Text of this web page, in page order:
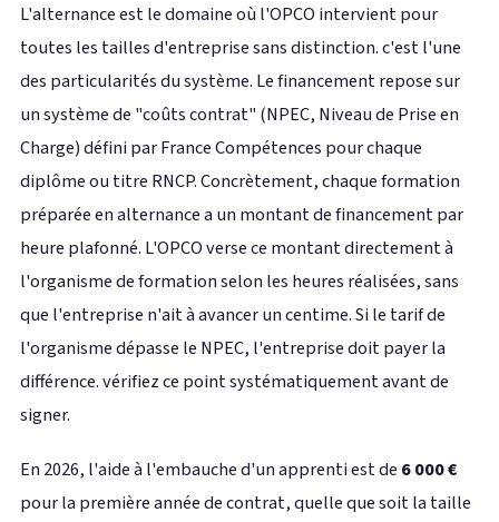
L'alternance est le domaine où l'OPCO intervient pour
toutes les tailles d'entreprise sans distinction. c'est l'une
des particularités du système. Le financement repose sur
un système de "coûts contrat" (NPEC, Niveau de Prise en
Charge) défini par France Compétences pour chaque
diplôme ou titre RNCP. Concrètement, chaque formation
préparée en alternance a un montant de financement par
heure plafonné. L'OPCO verse ce montant directement à
l'organisme de formation selon les heures réalisées, sans
que l'entreprise n'ait à avancer un centime. Si le tarif de
l'organisme dépasse le NPEC, l'entreprise doit payer la
différence. vérifiez ce point systématiquement avant de
signer.
En 2026, l'aide à l'embauche d'un apprenti est de 6 000 €
pour la première année de contrat, quelle que soit la taille